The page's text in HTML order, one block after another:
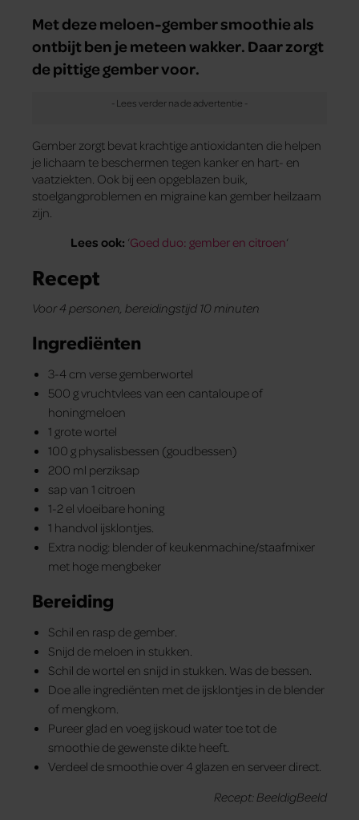
Met deze meloen-gember smoothie als
ontbijt ben je meteen wakker. Daar zorgt
de pittige gember voor.
Gember zorgt bevat krachtige antioxidanten die helpen
je lichaam te beschermen tegen kanker en hart- en
vaatziekten. Ook bij een opgeblazen buik,
stoelgangproblemen en migraine kan gember heilzaam
zijn.
Lees ook: ‘Goed duo: gember en citroen‘
Recept
Voor 4 personen, bereidingstijd 10 minuten
Ingrediënten
3-4 cm verse gemberwortel
500 g vruchtvlees van een canta­loupe of
honingmeloen
1 grote wortel
100 g physalisbessen (goudbessen)
200 ml perziksap
sap van 1 citroen
1-2 el vloeibare honing
1 handvol ijsklontjes.
Extra nodig: blender of keukenmachine/staafmixer
met hoge mengbeker
Bereiding
Schil en rasp de gember.
Snijd de meloen in stukken.
Schil de ­wortel en snijd in stukken. Was de bessen.
Doe alle ingrediënten met de ijsklontjes in de blender
of mengkom.
Pureer glad en voeg ijskoud water toe tot de
smoothie de gewenste dikte heeft.
Verdeel de smoothie over 4 glazen en serveer direct.
Recept: BeeldigBeeld